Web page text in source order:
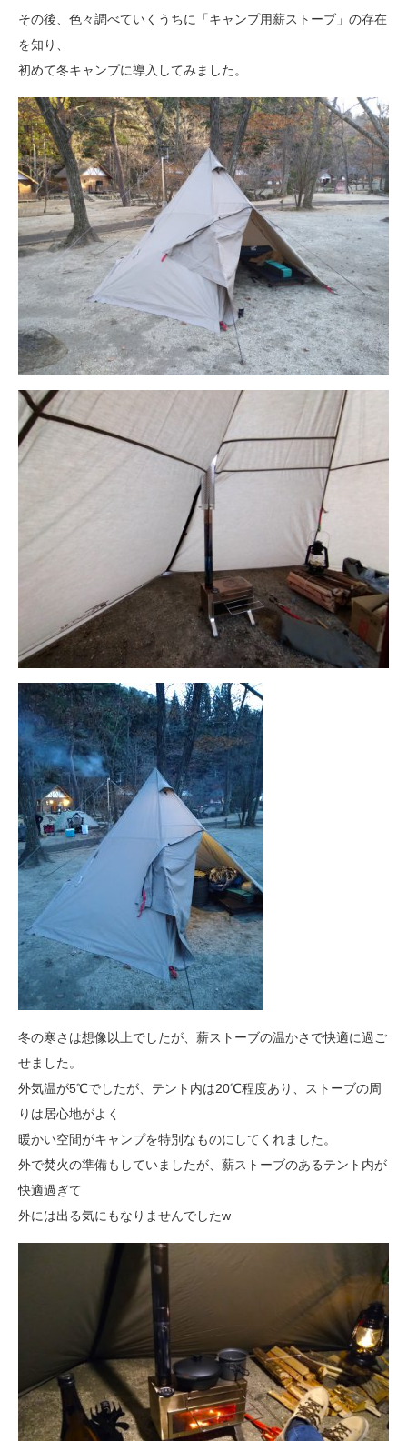
その後、色々調べていくうちに「キャンプ用薪ストーブ」の存在
を知り、
初めて冬キャンプに導入してみました。
冬の寒さは想像以上でしたが、薪ストーブの温かさで快適に過ご
せました。
外気温が5℃でしたが、テント内は20℃程度あり、ストーブの周
りは居心地がよく
暖かい空間がキャンプを特別なものにしてくれました。
外で焚火の準備もしていましたが、薪ストーブのあるテント内が
快適過ぎて
外には出る気にもなりませんでしたw